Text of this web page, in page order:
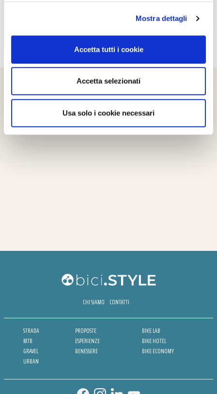
Mostra dettagli
Accetta tutti i cookie
Accetta selezionati
Usa solo i cookie necessari
CHI SIAMO CONTATTI
STRADA
MTB
GRAVEL
URBAN
PROPOSTE
ESPERIENZE
BENESSERE
BIKE LAB
BIKE HOTEL
BIKE ECONOMY